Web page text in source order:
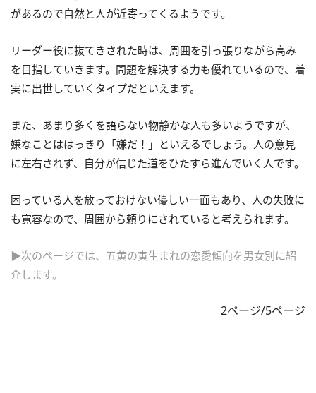
があるので自然と人が近寄ってくるようです。
リーダー役に抜てきされた時は、周囲を引っ張りながら高み
を目指していきます。問題を解決する力も優れているので、着
実に出世していくタイプだといえます。
また、あまり多くを語らない物静かな人も多いようですが、
嫌なことははっきり「嫌だ！」といえるでしょう。人の意見
に左右されず、自分が信じた道をひたすら進んでいく人です。
困っている人を放っておけない優しい一面もあり、人の失敗に
も寛容なので、周囲から頼りにされていると考えられます。
▶次のページでは、五黄の寅生まれの恋愛傾向を男女別に紹
介します。
2ページ/5ページ